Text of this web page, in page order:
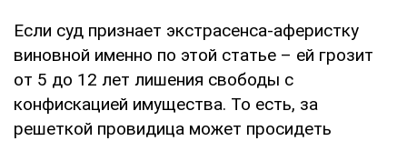
Если суд признает экстрасенса-аферистку
виновной именно по этой статье – ей грозит
от 5 до 12 лет лишения свободы с
конфискацией имущества. То есть, за
решеткой провидица может просидеть